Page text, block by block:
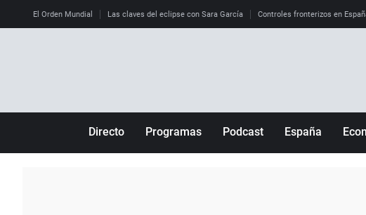
El Orden Mundial Las claves del eclipse con Sara García Controles fronterizos en
Directo Programas Podcast España